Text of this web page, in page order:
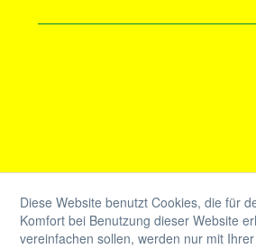
Diese Website benutzt Cookies, die für
Komfort bei Benutzung dieser Website
vereinfachen sollen, werden nur mit